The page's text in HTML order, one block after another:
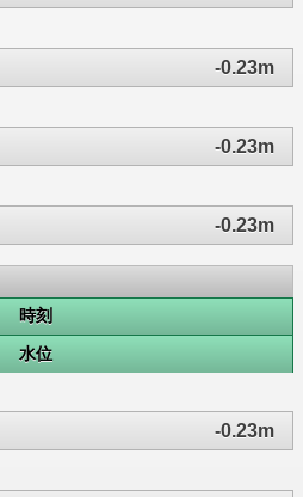
-0.23m
-0.23m
-0.23m
時刻
水位
-0.23m